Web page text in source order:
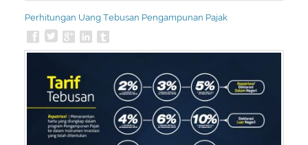
Perhitungan Uang Tebusan Pengampunan Pajak